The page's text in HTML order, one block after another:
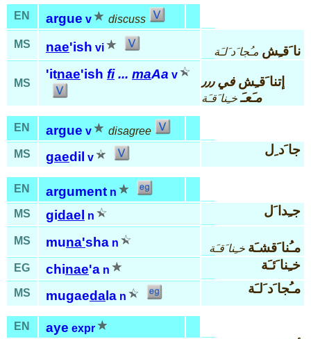
EN argue v discuss
MS nae'ish vi نا َقـِش مـُجا َد َلـَة
MS
'itnae'ish fi... maAa v إتنا َقـِش
في ٫٫٫
مـَعـَ خـِنا َقـَة
EN argue v
disagree
MS
gaedil v
جا َد ِل
EN argument n
MS
gidael n جـِدا َل
MS muna'sha n مـُنا َقشـَة خـِنا َقـَة
EG
chinae'a n خـِنا َئـَة
MS mugaeda la n
مـُجا َد َلـَة
EN aye expr